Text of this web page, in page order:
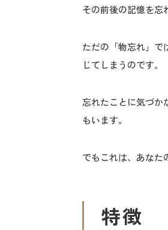
その前後の記憶を忘
ただの「物忘れ」で
じてしまうのです。
忘れたことに気づか
もいます。
でもこれは、あなた
特徴